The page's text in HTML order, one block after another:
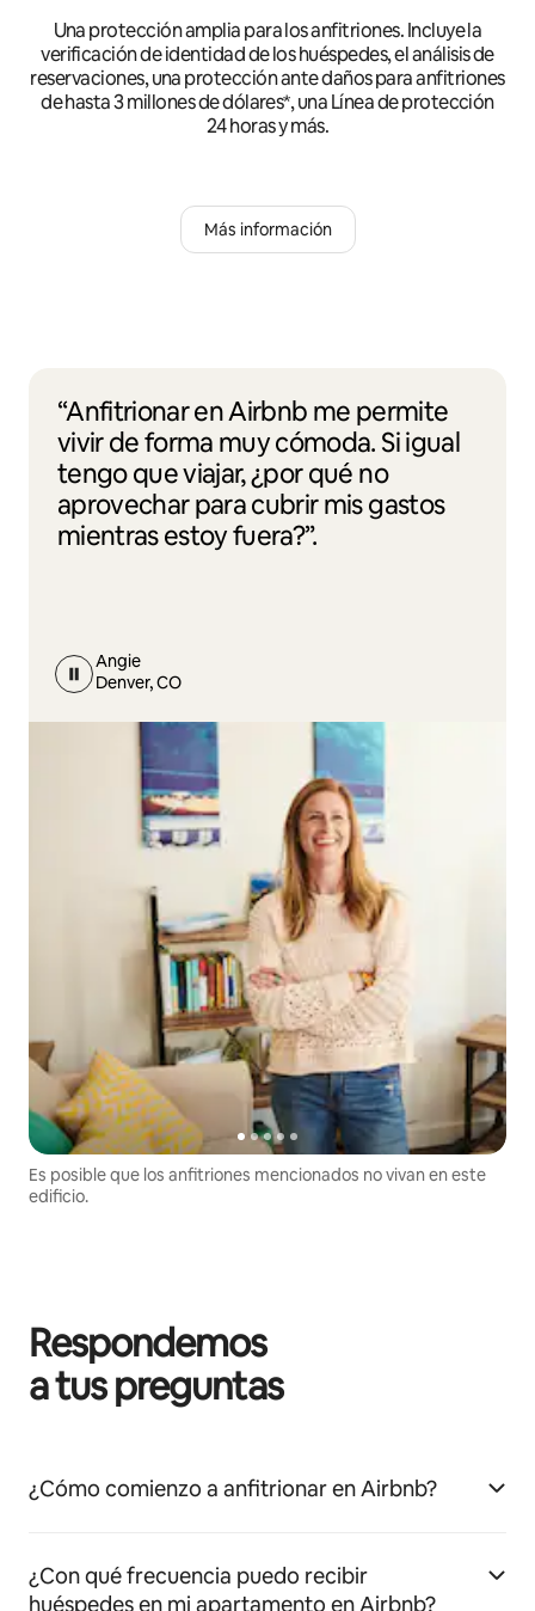
Una protección amplia para los anfitriones. Incluye la
verificación de identidad de los huéspedes, el análisis de
reservaciones, una protección ante daños para anfitriones
de hasta 3 millones de dólares*, una Línea de protección
24 horas y más.
Más información
“Anfitrionar en Airbnb me permite
vivir de forma muy cómoda. Si igual
tengo que viajar, ¿por qué no
aprovechar para cubrir mis gastos
mientras estoy fuera?”.
Angie
Denver, CO
Es posible que los anfitriones mencionados no vivan en este
edificio.
Respondemos
a tus preguntas
¿Cómo comienzo a anfitrionar en Airbnb?
¿Con qué frecuencia puedo recibir
huéspedes en mi apartamento en Airbnb?